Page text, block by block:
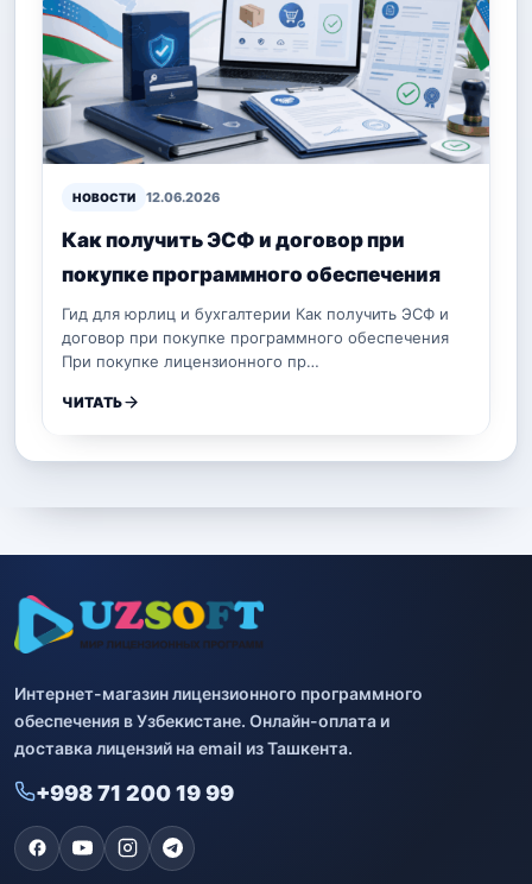
НОВОСТИ 12.06.2026
Как получить ЭСФ и договор при
покупке программного обеспечения
Гид для юрлиц и бухгалтерии Как получить ЭСФ и
договор при покупке программного обеспечения
При покупке лицензионного пр…
ЧИТАТЬ
Интернет-магазин лицензионного программного
обеспечения в Узбекистане. Онлайн-оплата и
доставка лицензий на email из Ташкента.
+998 71 200 19 99